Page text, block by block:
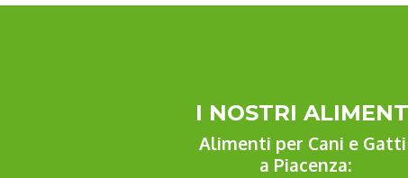
I NOSTRI
Alimenti per Cani e Gatti
a Piacenza: